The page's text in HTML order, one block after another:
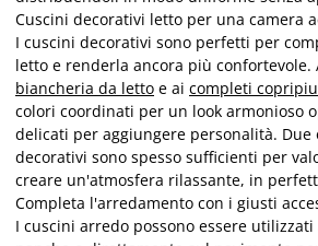
Cuscini decorativi letto per una camera
I cuscini decorativi sono perfetti per
letto e renderla ancora più confortevole.
biancheria da letto e ai completi
colori coordinati per un look armonioso
delicati per aggiungere personalità. Due
decorativi sono spesso sufficienti per
creare un'atmosfera rilassante, in
Completa l'arredamento con i giusti
I cuscini arredo possono essere utilizzati